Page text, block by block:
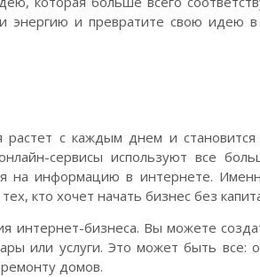
энергию и превратите свою идею
с каждым днем и
сервисы используют все
на информацию в интернете.
кто хочет начать бизнес без
интернет-бизнеса. Вы можете
или услуги. Это может быть все:
домов.